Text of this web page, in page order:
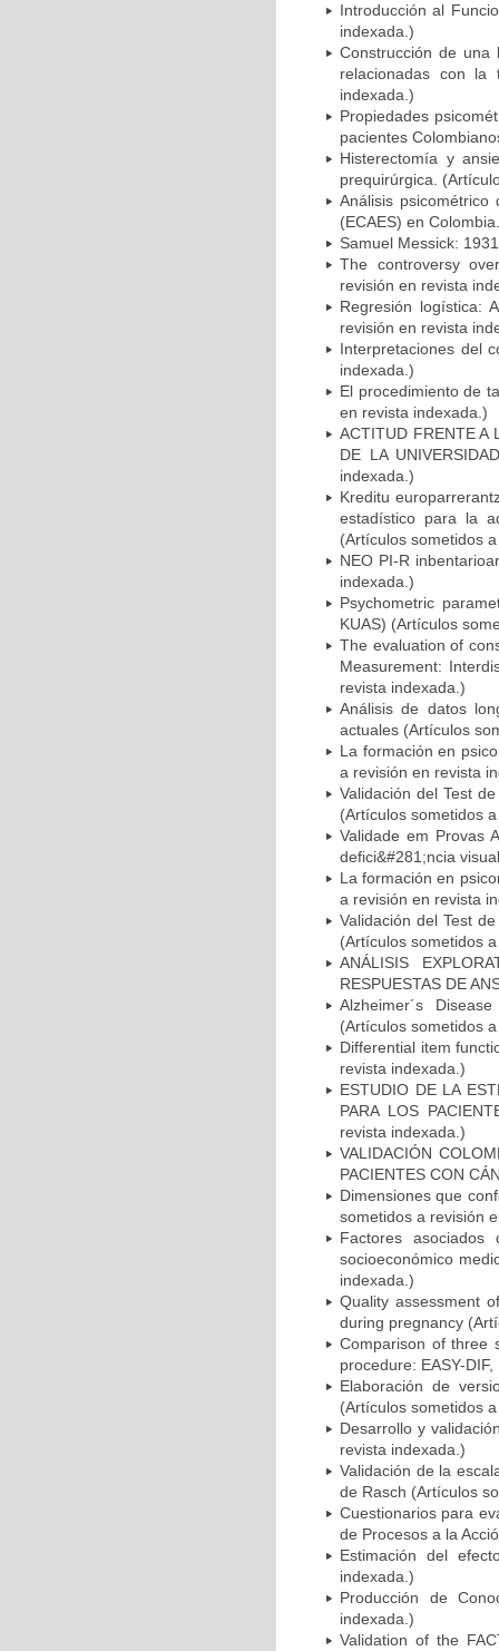
Introducción al
indexada.)
Construcción de una
relacionadas con la
indexada.)
Propiedades
pacientes
Histerectomía y
prequirúrgica.
Análisis
(ECAES) en
Samuel Messick:
The controversy
revisión en revista
Regresión logística:
revisión en revista
Interpretaciones del
indexada.)
El procedimiento de
en revista indexada.)
ACTITUD FRENTE A
DE LA
indexada.)
Kreditu
estadístico para la
(Artículos sometidos
NEO PI-R
indexada.)
Psychometric
KUAS) (Artículos
The evaluation of
Measurement:
revista indexada.)
Análisis de datos
actuales (Artículos
La formación en
a revisión en revista
Validación del Test
(Artículos sometidos
Validade em Provas
defici&#281;ncia
La formación en
a revisión en revista
Validación del Test
(Artículos sometidos
ANÁLISIS
RESPUESTAS DE
Alzheimer´s
(Artículos sometidos
Differential item
revista indexada.)
ESTUDIO DE LA
PARA LOS
revista indexada.)
VALIDACIÓN
PACIENTES CON
Dimensiones que
sometidos a revisión
Factores
socioeconómico
indexada.)
Quality assessment
during pregnancy
Comparison of three
procedure: EASY-
Elaboración de
(Artículos sometidos
Desarrollo y
revista indexada.)
Validación de la
de Rasch (Artículos
Cuestionarios para
de Procesos a la
Estimación del
indexada.)
Producción de
indexada.)
Validation of the